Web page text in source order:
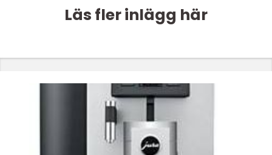
Läs fler inlägg här